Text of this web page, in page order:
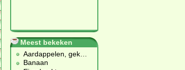
Meest bekeken
Aardappelen, gek
Banaan